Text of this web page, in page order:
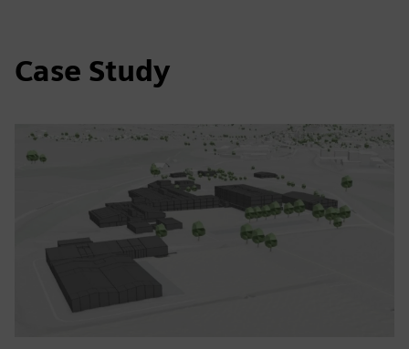
Case Study